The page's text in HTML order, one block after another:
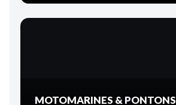
MOTOMARINES & PONTONS